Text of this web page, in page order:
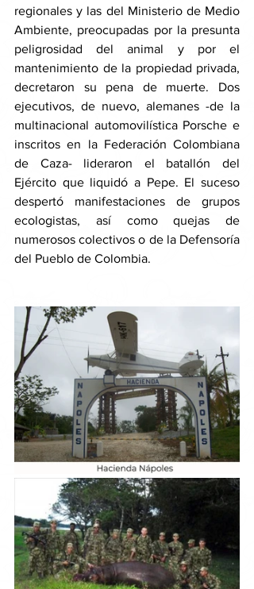
regionales y las del Ministerio de Medio
Ambiente, preocupadas por la presunta
peligrosidad del animal y por el
mantenimiento de la propiedad privada,
decretaron su pena de muerte. Dos
ejecutivos, de nuevo, alemanes -de la
multinacional automovilística Porsche e
inscritos en la Federación Colombiana
de Caza- lideraron el batallón del
Ejército que liquidó a Pepe. El suceso
despertó manifestaciones de grupos
ecologistas, así como quejas de
numerosos colectivos o de la Defensoría
del Pueblo de Colombia.